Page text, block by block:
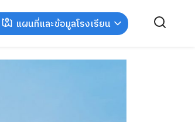
แผนที่และข้อมูลโรงเรียน